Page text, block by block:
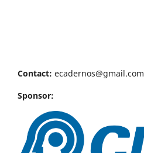
Contact: ecadernos@gmail.com
Sponsor: